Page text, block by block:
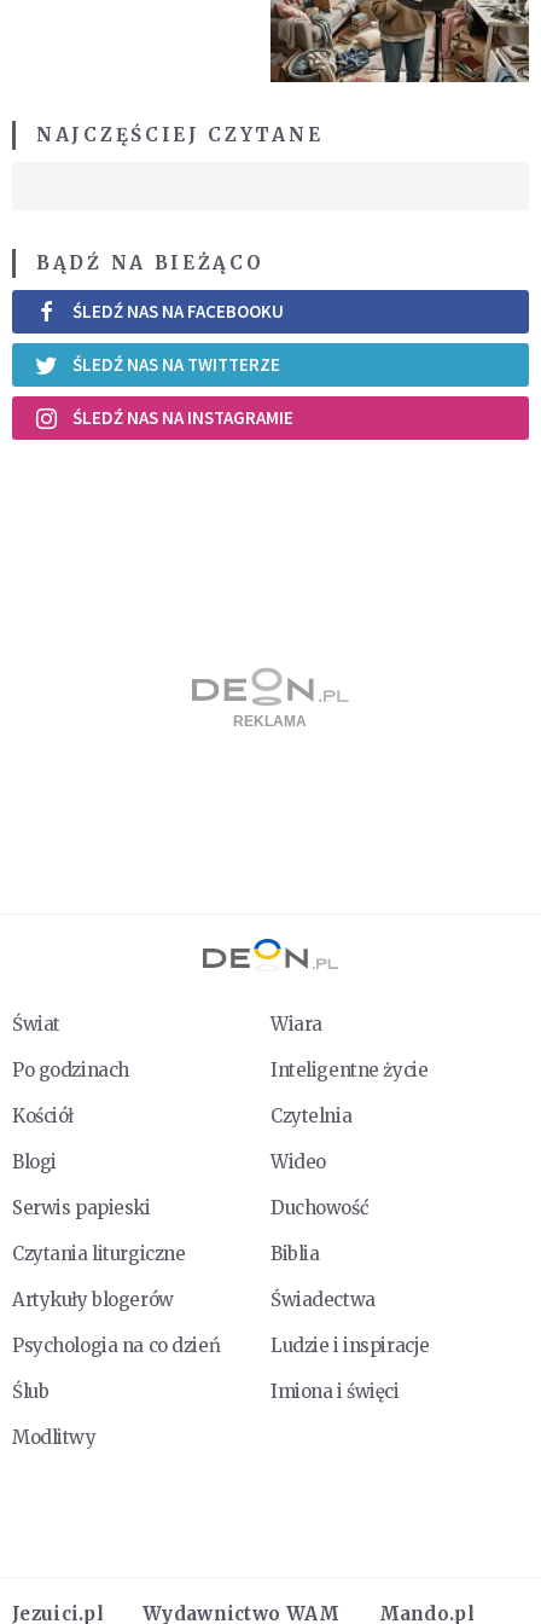
NAJCZĘŚCIEJ CZYTANE
BĄDŹ NA BIEŻĄCO
ŚLEDŹ NAS NA FACEBOOKU
ŚLEDŹ NAS NA TWITTERZE
ŚLEDŹ NAS NA INSTAGRAMIE
Świat
Wiara
Po godzinach
Inteligentne życie
Kościół
Czytelnia
Blogi
Wideo
Serwis papieski
Duchowość
Czytania liturgiczne
Biblia
Artykuły blogerów
Świadectwa
Psychologia na co dzień
Ludzie i inspiracje
Ślub
Imiona i święci
Modlitwy
Jezuici.pl Wydawnictwo WAM Mando.pl